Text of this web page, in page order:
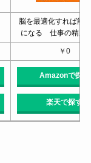
脳を最適化すれば能
になる 仕事の精度
￥0
Amazonで探す
楽天で探す